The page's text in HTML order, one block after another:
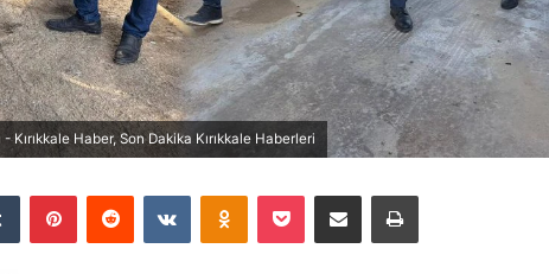
Haber, Son Dakika Kırıkkale Haberleri